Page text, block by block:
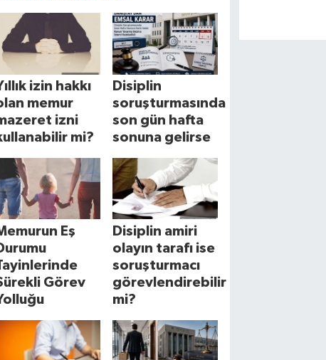
izin hakkı
memur
izni
mi?
Disiplin
soruşturmasında
son gün hafta
sonuna gelirse
Eş
Görev
Disiplin amiri
olayın tarafı ise
soruşturmacı
görevlendirebilir
mi?